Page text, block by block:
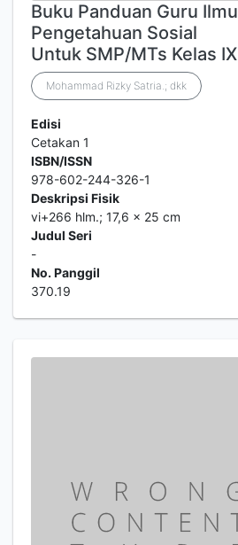
Buku Panduan Guru Ilmu
Pengetahuan Sosial
Untuk SMP/MTs Kelas IX
Mohammad Rizky Satria.; dkk
Edisi
Cetakan 1
ISBN/ISSN
978-602-244-326-1
Deskripsi Fisik
vi+266 hlm.; 17,6 x 25 cm
Judul Seri
-
No. Panggil
370.19